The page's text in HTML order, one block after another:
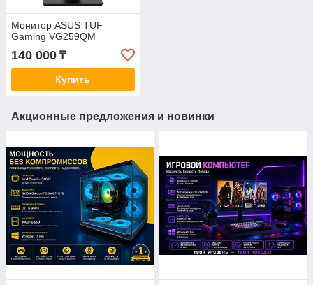
Монитор ASUS TUF
Gaming VG259QM
140 000 ₸
Купить
Акционные предложения и новинки